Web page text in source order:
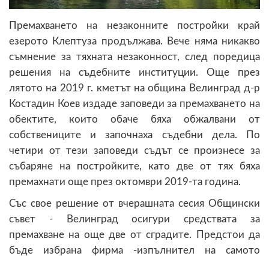
Премахването на незаконните постройки край
езерото Клептуза продължава. Вече няма никакво
съмнение за тяхната незаконност, след поредица
решения на съдебните институции. Още през
лятото на 2019 г. кметът на община Велинград д-р
Костадин Коев издаде заповеди за премахването на
обектите, които обаче бяха обжалвани от
собствениците и започнаха съдебни дела. По
четири от тези заповеди съдът се произнесе за
събаряне на постройките, като две от тях бяха
премахнати още през октомври 2019-та година.
Със свое решение от вчерашната сесия Общински
съвет - Велинград осигури средствата за
премахване на още две от сградите. Предстои да
бъде избрана фирма -изпълнител на самото